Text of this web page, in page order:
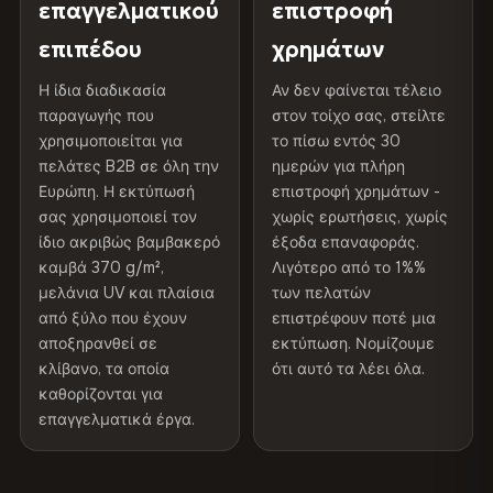
370 g/m² · Premium ματ φινίρισμα
ΑΠΟΣΤΟΛΉ & ΠΡΟΣΑΡΜΟΣΜΈΝΑ ΜΕΓΈΘΗ
Αποστολή σε όλη την ΕΕ. Προσαρμοσμένα μεγέθη
διατίθενται κατόπιν αιτήματος.
Χρώματα που δεν ξεθωριάζουν
Μελάνια ανθεκτικά στην υπεριώδη ακτινοβολία, που
έχουν βαθμολογηθεί για μακροχρόνια διατήρηση του
χρώματος - ακόμη και στο άμεσο ηλιακό φως
Φαίνεται καλύτερο από τις φωτογραφίες
Η ανάλυση εκτύπωσης μουσειακού επιπέδου αποτυπώνει
κάθε λεπτομέρεια - οι πελάτες λένε ότι είναι ακόμα πιο
Προστατευτική
Βερνίκι ανθεκτικό στην
Εσωτερικού/
εξωτερικού χώρου
Συνιστάται η χρήση σε
εσωτερικούς χώρους
Made In Βουλγαρία, ΕΕ
Κωδικός προϊόντος VH-CP-9571
Διαβάστε την πλήρη πολιτική αποστολής και
επιστροφών
επαγγελματικού
επιπέδου
Η ίδια διαδικασία
παραγωγής που
χρησιμοποιείται για
πελάτες B2B σε όλη την
Ευρώπη. Η εκτύπωσή
σας χρησιμοποιεί τον
ίδιο ακριβώς βαμβακερό
καμβά 370 g/m²,
μελάνια UV και πλαίσια
από ξύλο που έχουν
αποξηρανθεί σε
κλίβανο, τα οποία
καθορίζονται για
επαγγελματικά έργα.
επιστροφή
χρημάτων
Αν δεν φαίνεται τέλειο
στον τοίχο σας, στείλτε
το πίσω εντός 30
ημερών για πλήρη
επιστροφή χρημάτων -
χωρίς ερωτήσεις, χωρίς
έξοδα επαναφοράς.
Λιγότερο από το 1%%
των πελατών
επιστρέφουν ποτέ μια
εκτύπωση. Νομίζουμε
ότι αυτό τα λέει όλα.